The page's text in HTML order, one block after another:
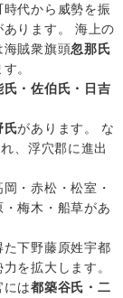
代から威勢を振
あります。 海上の
海賊衆旗頭忽那氏
。
氏・佐伯氏・日吉
氏があります。 な
、浮穴郡に進出
・赤松・松室・
梅木・船草があ
下野藤原姓宇都
を拡大します。
には都築谷氏・二